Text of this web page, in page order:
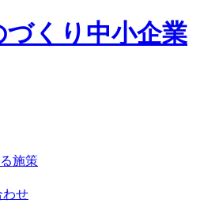
施策
わせ